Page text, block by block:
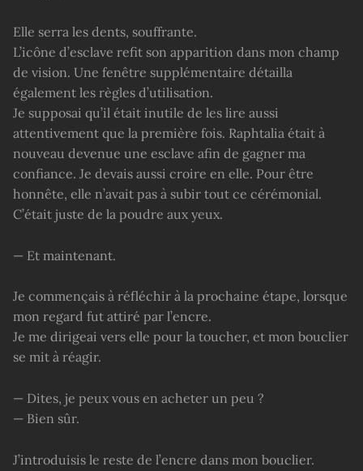
Elle serra les dents, souffrante.
L’icône d’esclave refit son apparition dans mon champ
de vision. Une fenêtre supplémentaire détailla
également les règles d’utilisation.
Je supposai qu’il était inutile de les lire aussi
attentivement que la première fois. Raphtalia était à
nouveau devenue une esclave afin de gagner ma
confiance. Je devais aussi croire en elle. Pour être
honnête, elle n’avait pas à subir tout ce cérémonial.
C’était juste de la poudre aux yeux.
— Et maintenant.
Je commençais à réfléchir à la prochaine étape, lorsque
mon regard fut attiré par l’encre.
Je me dirigeai vers elle pour la toucher, et mon bouclier
se mit à réagir.
— Dites, je peux vous en acheter un peu ?
— Bien sûr.
J’introduisis le reste de l’encre dans mon bouclier.